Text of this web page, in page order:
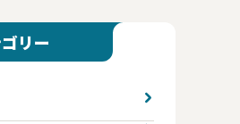
リー